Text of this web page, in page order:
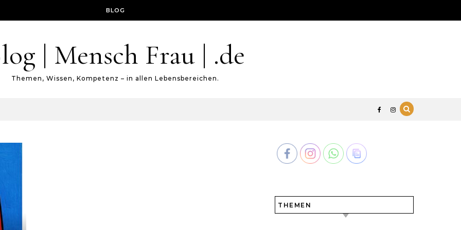
BLOG
| Mensch Frau | .de
Themen, Wissen, Kompetenz – in allen Lebensbereichen.
THEMEN